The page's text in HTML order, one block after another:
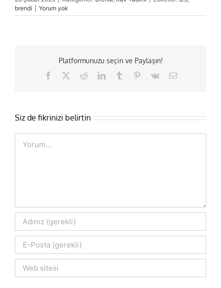
brendi
Yorum yok
Platformunuzu seçin ve Paylaşın!
Facebook RedditLinkedInTumblr Pinterest
Vk
E-
Siz de fikrinizi belirtin